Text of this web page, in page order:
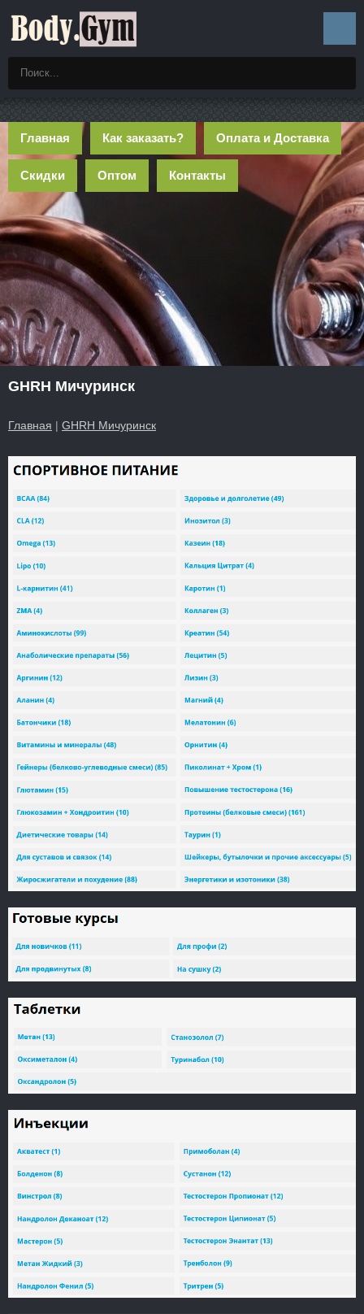
Главная Как заказать? Оплата и Доставка
Скидки Оптом Контакты
GHRH Мичуринск
Главная | GHRH Мичуринск